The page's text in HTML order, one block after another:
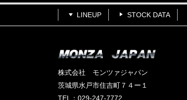
LINEUP STOCK DATA
株式会社 モンツァジャパン
茨城県水戸市住吉町７４ー１
TEL：029-247-7772